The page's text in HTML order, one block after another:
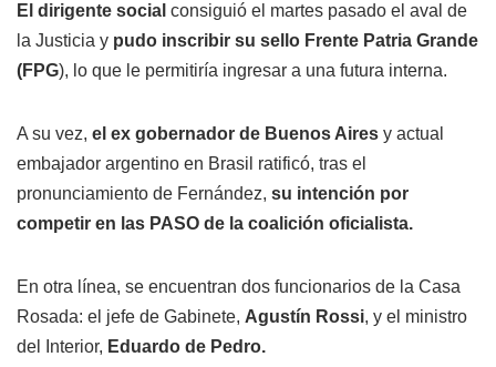
El dirigente social consiguió el martes pasado el aval de
la Justicia y pudo inscribir su sello Frente Patria Grande
(FPG), lo que le permitiría ingresar a una futura interna.
A su vez, el ex gobernador de Buenos Aires y actual
embajador argentino en Brasil ratificó, tras el
pronunciamiento de Fernández, su intención por
competir en las PASO de la coalición oficialista.
En otra línea, se encuentran dos funcionarios de la Casa
Rosada: el jefe de Gabinete, Agustín Rossi, y el ministro
del Interior, Eduardo de Pedro.